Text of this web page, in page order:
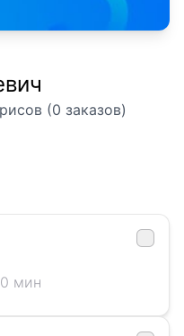
(0 заказов)
мин